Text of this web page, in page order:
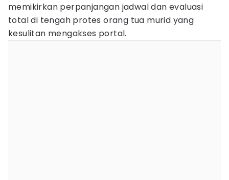
memikirkan perpanjangan jadwal dan evaluasi
total di tengah protes orang tua murid yang
kesulitan mengakses portal.